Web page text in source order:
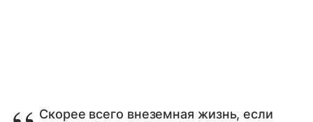
Скорее всего внеземная жизнь, если